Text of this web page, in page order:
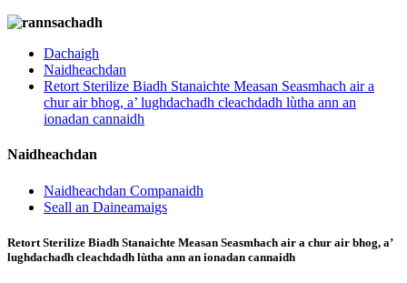
Dachaigh
Naidheachdan
Retort Sterilize Biadh Stanaichte Measan Seasmhach air a
chur air bhog, a’ lughdachadh cleachdadh lùtha ann an
ionadan cannaidh
Naidheachdan
Naidheachdan Companaidh
Seall an Daineamaigs
Retort Sterilize Biadh Stanaichte Measan Seasmhach air a chur air bhog, a’
lughdachadh cleachdadh lùtha ann an ionadan cannaidh